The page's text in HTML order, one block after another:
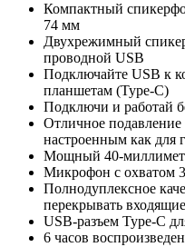
Компактный
74 мм
Двухрежимный
проводной USB
Подключайте USB к
планшетам (Type-C)
Подключи и работай
Отличное подавление
настроенным как для
Мощный 40-
Микрофон с охватом
Полнодуплексное
перекрывать
USB-разъем Type-C
6 часов